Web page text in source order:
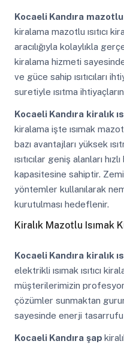
Kocaeli Kandıra mazotlu
kiralama mazotlu ısıtıcı
aracılığıyla kolaylıkla
kiralama hizmeti
ve güce sahip ısıtıcıları
suretiyle ısıtma
Kocaeli Kandıra kiralık
kiralama işte ısımak
bazı avantajları yüksek
ısıtıcılar geniş alanları
kapasitesine sahiptir.
yöntemler kullanılarak
kurutulması hedeflenir.
Kiralık Mazotlu Isımak
Kocaeli Kandıra kiralık
elektrikli ısımak ısıtıcı
müşterilerimizin
çözümler sunmaktan
sayesinde enerji tasarrufu
Kocaeli Kandıra şap